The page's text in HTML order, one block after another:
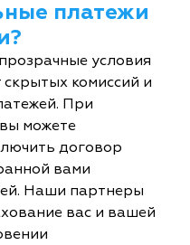
платежи
условия
комиссий и
При
можете
договор
вами
Наши партнеры
вас и вашей